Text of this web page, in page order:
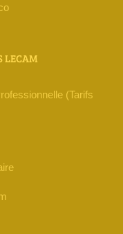
LECAM
(Tarifs